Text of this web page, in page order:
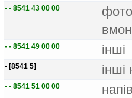
- - 8541 43 00 00
- - 8541 49 00 00 iншi
- [8541 5] iншi
- - 8541 51 00 00